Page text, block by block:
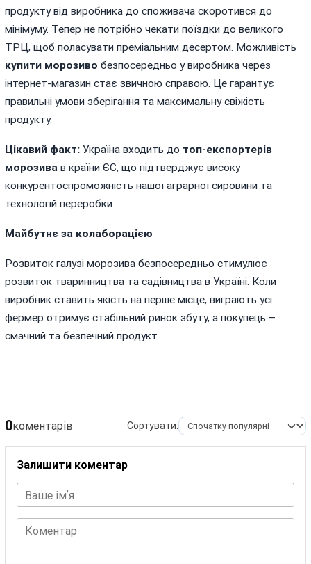
продукту від виробника до споживача скоротився до
мінімуму. Тепер не потрібно чекати поїздки до великого
ТРЦ, щоб поласувати преміальним десертом. Можливість
купити морозиво безпосередньо у виробника через
інтернет-магазин стає звичною справою. Це гарантує
правильні умови зберігання та максимальну свіжість
продукту.
Цікавий факт: Україна входить до топ-експортерів
морозива в країни ЄС, що підтверджує високу
конкурентоспроможність нашої аграрної сировини та
технологій переробки.
Майбутнє за колаборацією
Розвиток галузі морозива безпосередньо стимулює
розвиток тваринництва та садівництва в Україні. Коли
виробник ставить якість на перше місце, виграють усі:
фермер отримує стабільний ринок збуту, а покупець –
смачний та безпечний продукт.
0коментарів Сортувати:
Залишити коментар
Ваше імʼя
Коментар